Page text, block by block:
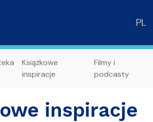
PL
Książkowe
inspiracje
Filmy i
podcasty
inspiracje